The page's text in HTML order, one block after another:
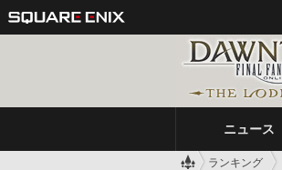
ニュース
ランキング